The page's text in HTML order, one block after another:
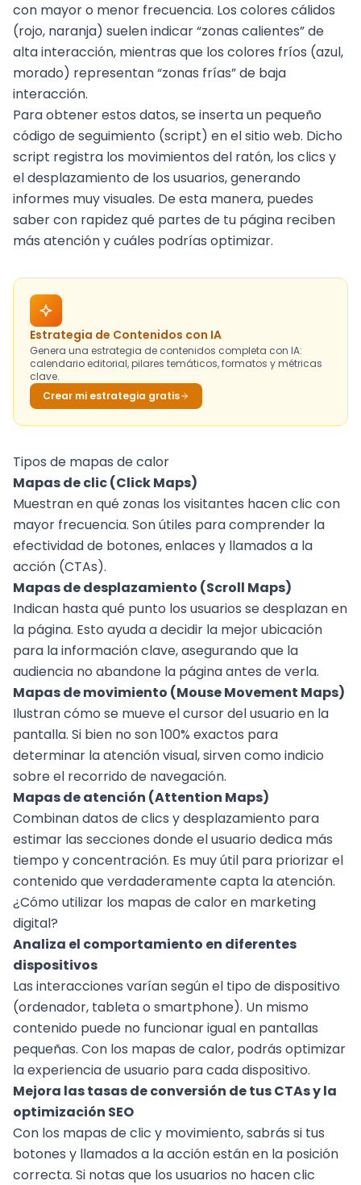
con mayor o menor frecuencia. Los colores cálidos
(rojo, naranja) suelen indicar “zonas calientes” de
alta interacción, mientras que los colores fríos (azul,
morado) representan “zonas frías” de baja
interacción.
Para obtener estos datos, se inserta un pequeño
código de seguimiento (script) en el sitio web. Dicho
script registra los movimientos del ratón, los clics y
el desplazamiento de los usuarios, generando
informes muy visuales. De esta manera, puedes
saber con rapidez qué partes de tu página reciben
más atención y cuáles podrías optimizar.
Estrategia de Contenidos con IA
Genera una estrategia de contenidos completa con IA:
calendario editorial, pilares temáticos, formatos y métricas
clave.
Crear mi estrategia gratis
Tipos de mapas de calor
Mapas de clic (Click Maps)
Muestran en qué zonas los visitantes hacen clic con
mayor frecuencia. Son útiles para comprender la
efectividad de botones, enlaces y llamados a la
acción (CTAs).
Mapas de desplazamiento (Scroll Maps)
Indican hasta qué punto los usuarios se desplazan en
la página. Esto ayuda a decidir la mejor ubicación
para la información clave, asegurando que la
audiencia no abandone la página antes de verla.
Mapas de movimiento (Mouse Movement Maps)
Ilustran cómo se mueve el cursor del usuario en la
pantalla. Si bien no son 100% exactos para
determinar la atención visual, sirven como indicio
sobre el recorrido de navegación.
Mapas de atención (Attention Maps)
Combinan datos de clics y desplazamiento para
estimar las secciones donde el usuario dedica más
tiempo y concentración. Es muy útil para priorizar el
contenido que verdaderamente capta la atención.
¿Cómo utilizar los mapas de calor en marketing
digital?
Analiza el comportamiento en diferentes
dispositivos
Las interacciones varían según el tipo de dispositivo
(ordenador, tableta o smartphone). Un mismo
contenido puede no funcionar igual en pantallas
pequeñas. Con los mapas de calor, podrás optimizar
la experiencia de usuario para cada dispositivo.
Mejora las tasas de conversión de tus CTAsy la
optimización SEO
Con los mapas de clic y movimiento, sabrás si tus
botones y llamados a la acción están en la posición
correcta. Si notas que los usuarios no hacen clic